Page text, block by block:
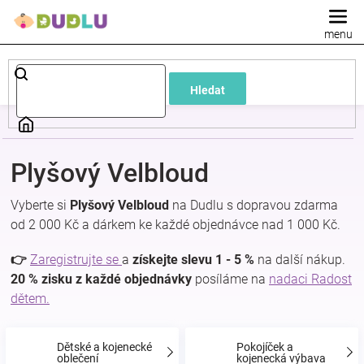
Hledat
Dětské
a
oblečení
a
Plyšový Velbloud
Vyberte si Plyšový Velbloud na Dudlu s dopravou zdarma
od 2 000 Kč a dárkem ke každé objednávce nad 1 000 Kč.
👉 Zaregistrujte se a získejte slevu 1 - 5 % na další nákup.
20 % zisku z každé objednávky posíláme na nadaci Radost
dětem.
Dětské a kojenecké
oblečení
Pokojíček a
kojenecká výbava